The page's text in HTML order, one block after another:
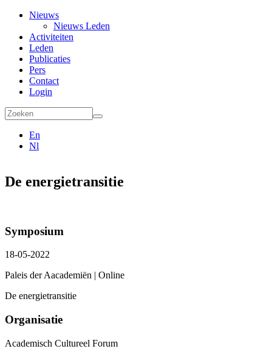
Nieuws
Nieuws Leden
Activiteiten
Leden
Publicaties
Pers
Contact
Login
En
Nl
De energietransitie
Symposium
18-05-2022
Paleis der Aacademiën | Online
De energietransitie
Organisatie
Academisch Cultureel Forum